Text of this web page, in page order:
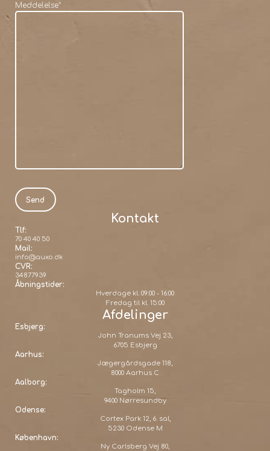
Meddelelse*
Kontakt
Tlf:
70 40 40 50
Mail:
info@auxo.dk
CVR:
34877939
Åbningstider:
Hverdage kl. 09:00 - 16:00
Fredag til kl. 15:00
Afdelinger
Esbjerg:
John Tranums Vej 23,
6705 Esbjerg
Aarhus:
Jægergårdsgade 118,
8000 Aarhus C
Aalborg:
Tagholm 15,
9400 Nørresundby
Odense:
Cortex Park 12, 6. sal,
5230 Odense M
København:
Ny Carlsberg Vej 80,